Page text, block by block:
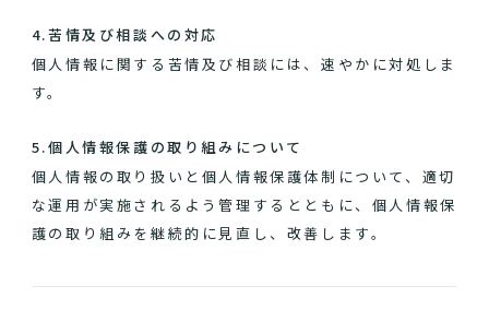
4.苦情及び相談への対応
個人情報に関する苦情及び相談には、速やかに対処しま
す。
5.個人情報保護の取り組みについて
個人情報の取り扱いと個人情報保護体制について、適切
な運用が実施されるよう管理するとともに、個人情報保
護の取り組みを継続的に見直し、改善します。